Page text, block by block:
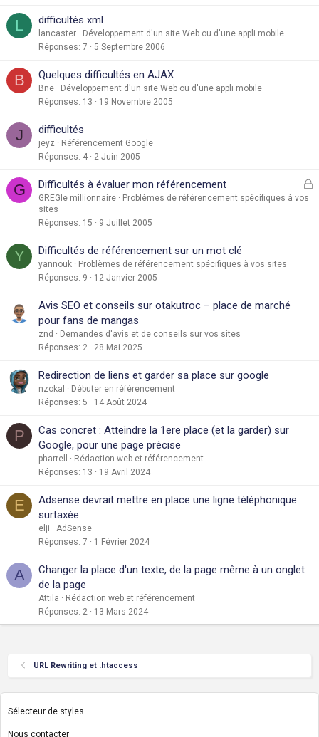
L difficultés xml
lancaster
Développement d'un site Web ou d'une appli mobile
Réponses 7 5 Septembre 2006
B Quelques difficultés en AJAX
Bne
Développement d'un site Web ou d'une appli mobile
Réponses 13 19 Novembre 2005
J difficultés
jeyz
Référencement Google
Réponses 4 2 Juin 2005
G
F
Difficultés à évaluer mon référencement
GREGle millionnaire
Problèmes de référencement spécifiques à vos
sites
Réponses 15 9 Juillet 2005
Y Difficultés de référencement sur un mot clé
yannouk
Problèmes de référencement spécifiques à vos sites
Réponses 9 12 Janvier 2005
Avis SEO et conseils sur otakutroc – place de marché
pour fans de mangas
znd
Demandes d'avis et de conseils sur vos sites
Réponses 2 28 Mai 2025
Redirection de liens et garder sa place sur google
nzokal
Débuter en référencement
Réponses 5 14 Août 2024
P
Cas concret : Atteindre la 1ere place (et la garder) sur
Google, pour une page précise
pharrell
Rédaction web et référencement
Réponses 13 19 Avril 2024
E
Adsense devrait mettre en place une ligne téléphonique
surtaxée
elji
AdSense
Réponses 7 1 Février 2024
A
Changer la place d'un texte, de la page même à un onglet
de la page
Attila
Rédaction web et référencement
Réponses 2 13 Mars 2024
URL Rewriting et .htaccess
Sélecteur de styles
Nous contacter